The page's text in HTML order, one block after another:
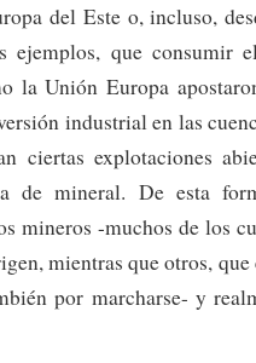
del Este o, incluso,
ejemplos, que consumir
la Unión Europa
industrial en las
ciertas explotaciones
de mineral. De esta
mineros -muchos de los
mientras que otros,
por marcharse- y